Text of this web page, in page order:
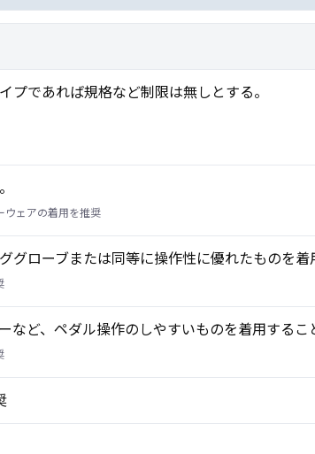
プであれば規格など制限は無しとする。
ウェアの着用を推奨
グローブまたは同等に操作性に優れたものを着
など、ペダル操作のしやすいものを着用するこ